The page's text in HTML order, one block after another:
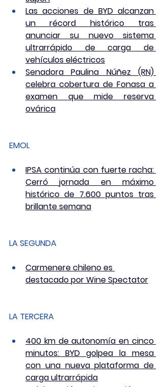
Las acciones de BYD alcanzan
un récord histórico tras
anunciar su nuevo sistema
ultrarrápido de carga de
vehículos eléctricos
Senadora Paulina Núñez (RN)
celebra cobertura de Fonasa a
examen que mide reserva
ovárica
EMOL
IPSA continúa con fuerte racha:
Cerró jornada en máximo
histórico de 7.600 puntos tras
brillante semana
LA SEGUNDA
Carmenere chileno es
destacado por Wine Spectator
LA TERCERA
400 km de autonomía en cinco
minutos: BYD golpea la mesa
con una nueva plataforma de
carga ultrarrápida